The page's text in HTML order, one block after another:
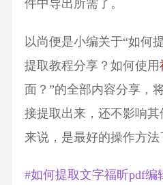
件中导出所需了。
以尚便是小编关于“如何
提取教程分享？如何使用
面？”的全部内容分享，
接提取出来，还不影响
来说，是最好的操作方法
#如何提取文字福昕pdf编